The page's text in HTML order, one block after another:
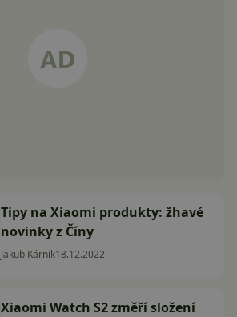
Tipy na Xiaomi produkty: žhavé
novinky z Číny
Jakub Kárník18.12.2022
Xiaomi Watch S2 změří složení